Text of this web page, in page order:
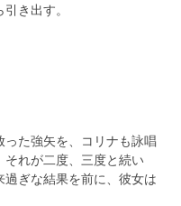
き出す。
た強矢を、コリナも詠唱
それが二度、三度と続い
ぎな結果を前に、彼女は